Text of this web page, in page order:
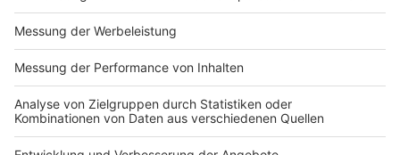
Über den Sparkassenverband Westfalen-
Lippe
Der Sparkassenverband Westfalen-Lippe mit Sitz in